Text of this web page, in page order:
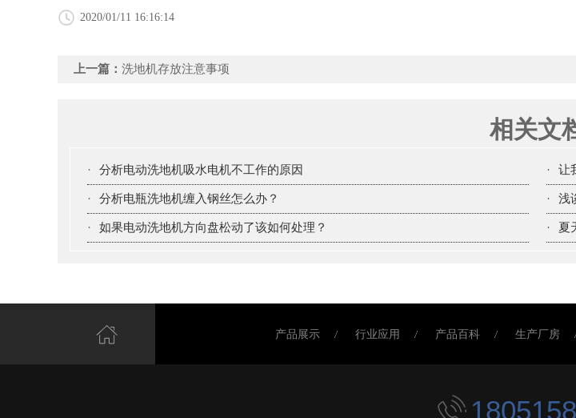
2020/01/11 16:16:14
上一篇： 洗地机存放注意事项
相关文
· 分析电动洗地机吸水电机不工作的原因 · 让
· 分析电瓶洗地机缠入钢丝怎么办？ · 浅
· 如果电动洗地机方向盘松动了该如何处理？ · 夏
产品展示 行业应用 产品百科 生产厂房